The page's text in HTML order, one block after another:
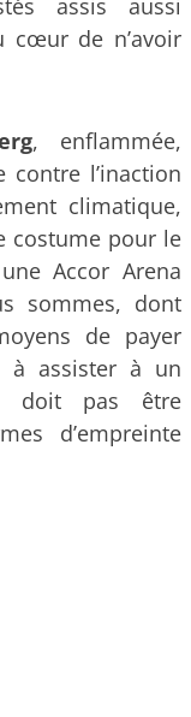
assis aussi
cœur de n’avoir
, enflammée,
l’inaction
climatique,
costume pour le
Accor Arena
sommes, dont
de payer
à assister à un
doit pas être
d’empreinte